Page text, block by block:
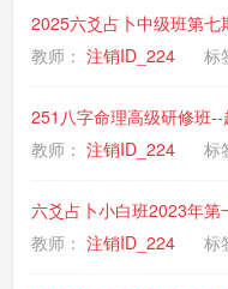
2025六爻占卜中级班第七
教师： 注销ID_224 标
251八字命理高级研修班--
教师： 注销ID_224 标
六爻占卜小白班2023年第
教师： 注销ID_224 标